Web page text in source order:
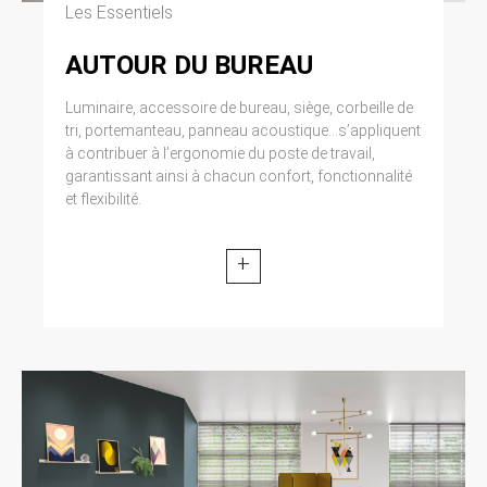
Les Essentiels
AUTOUR DU BUREAU
Luminaire, accessoire de bureau, siège, corbeille de
tri, portemanteau, panneau acoustique...s’appliquent
à contribuer à l’ergonomie du poste de travail,
garantissant ainsi à chacun confort, fonctionnalité
et flexibilité.
+